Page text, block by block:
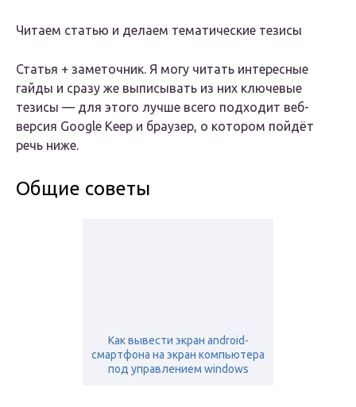
Читаем статью и делаем тематические тезисы
Статья + заметочник. Я могу читать интересные
гайды и сразу же выписывать из них ключевые
тезисы — для этого лучше всего подходит веб-
версия Google Keep и браузер, о котором пойдёт
речь ниже.
Общие советы
Как вывести экран android-
смартфона на экран компьютера
под управлением windows